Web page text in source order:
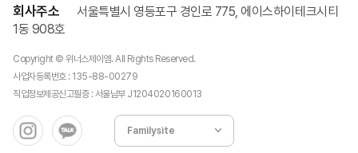
회사주소
서울특별시 영등포구 경인로 775, 에이스하이테크시티
1동 908호
Copyright © 위너스제이엠. All Rights Reserved.
사업자등록번호 : 135-88-00279
직업정보제공신고필증 : 서울남부 J1204020160013
Familysite